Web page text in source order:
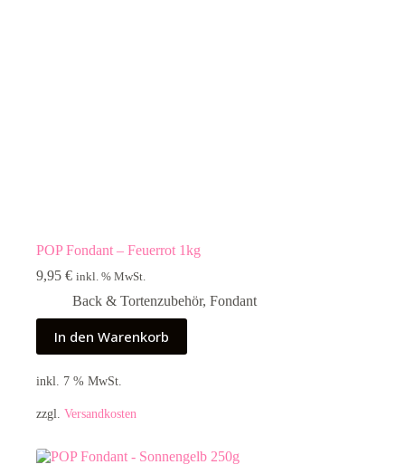
POP Fondant – Feuerrot 1kg
9,95 € inkl. % MwSt.
Back & Tortenzubehör, Fondant
In den Warenkorb
inkl. 7 % MwSt.
zzgl. Versandkosten